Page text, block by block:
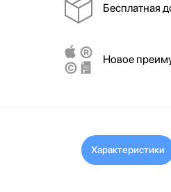
Бесплатная
Новое
Характеристики